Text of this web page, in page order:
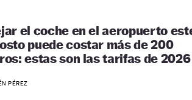
el coche en el aeropuerto
puede costar más de 200
estas son las tarifas de 2026
PÉREZ